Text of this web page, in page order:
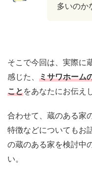
多いのか
そこで今回は、実際に
感じた、 ミサワホーム
ことをあなたにお伝え
合わせて、蔵のある家
特徴などについてもお
の蔵のある家を検討中
い。